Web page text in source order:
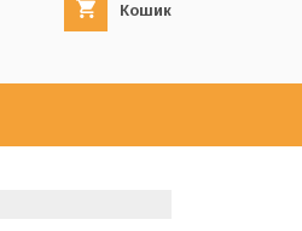
Кошик